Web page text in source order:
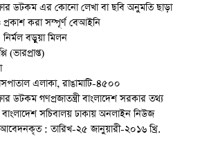
ভ্যান কৃষকের স্বপ্ন
মৃত্যু : আহত-২
রক্তঝরা জুলাই-আগস্ট প্রত্যাশা আর প্রাপ্তি
অনুষ্ঠিত
দিবস-২০২৬’ উদযাপিত
ডটকম এর কোনো লেখা বা ছবি অনুমতি ছাড়া
করা সম্পূর্ণ বেআইনি
বড়ুয়া মিলন
(ভারপ্রাপ্ত)
এলাকা, রাঙামাটি-৪৫০০
ডটকম গণপ্রজাতন্ত্রী বাংলাদেশ সরকার তথ্য
সচিবালয় ঢাকায় অনলাইন নিউজ
আবেদনকৃত : তারিখ-২৫ জানুয়ারী-২০১৬ খ্রি.